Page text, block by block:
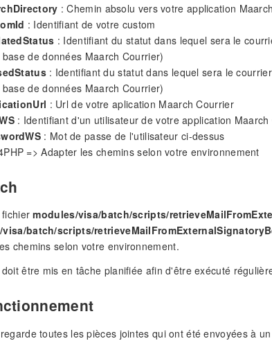
: Chemin absolu vers votre application
: Identifiant de votre custom
: Identifiant du statut dans lequel sera le
de données Maarch Courrier)
: Identifiant du statut dans lequel sera le
de données Maarch Courrier)
: Url de votre aplication Maarch Courrier
: Identifiant d'un utilisateur de votre application
: Mot de passe de l'utilisateur ci-dessus
=> Adapter les chemins selon votre environnement
fichiermodules/visa/batch/scripts/
batch/scripts/
chemins selon votre environnement.
être mis en tâche planifiée afin d'être exécuté
toutes les pièces jointes qui ont été envoyées à